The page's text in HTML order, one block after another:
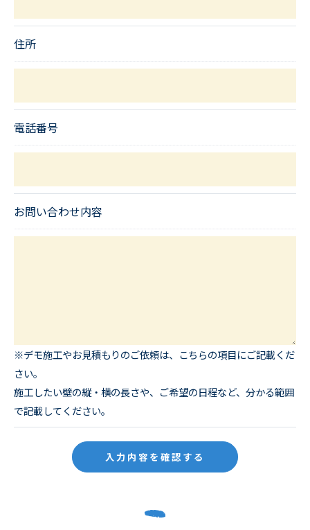
予めご了承ください。
いて＞
当店では、お客様の個人情報の開示･訂正･削除・利
用停止の手続を定めさせて頂いております。
住所
電話番号
お問い合わせ内容
※デモ施工やお見積もりのご依頼は、こちらの項目にご記載くだ
さい。
施工したい壁の縦・横の長さや、ご希望の日程など、分かる範囲
で記載してください。